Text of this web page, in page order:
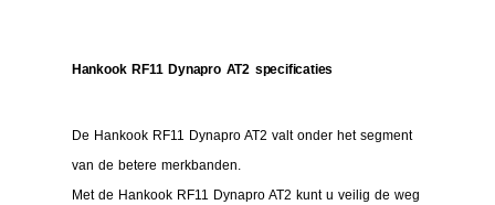
Hankook RF11 Dynapro AT2 specificaties
De Hankook RF11 Dynapro AT2 valt onder het segment
van de betere merkbanden.
Met de Hankook RF11 Dynapro AT2 kunt u veilig de weg